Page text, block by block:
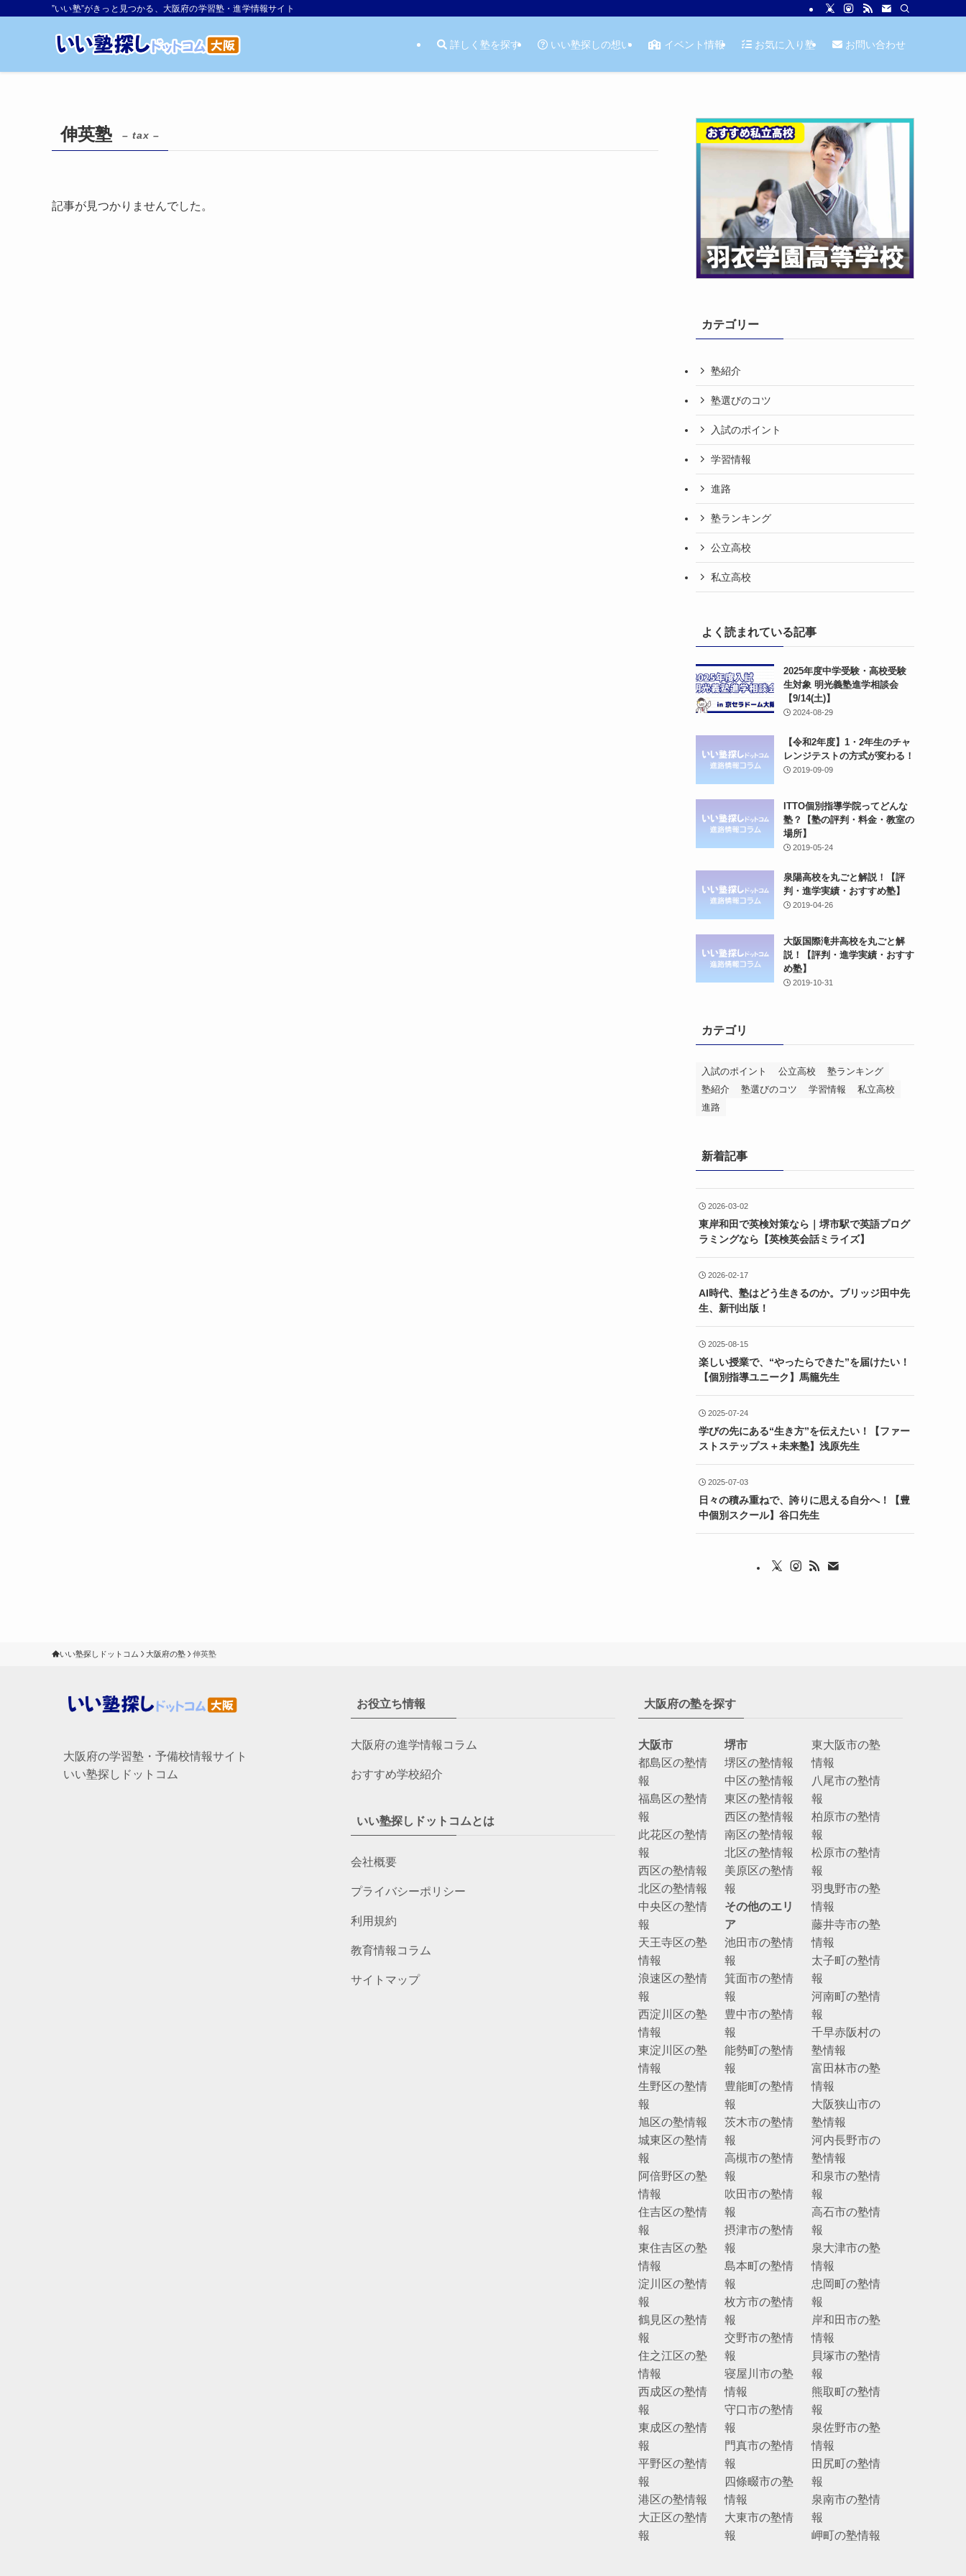
”いい塾”がきっと見つかる、大阪府の学習塾・進学情報サイト
詳しく塾を探す いい塾探しの想い イベント情報 お気に入り塾 お問い合わせ
伸英塾 – tax –
記事が見つかりませんでした。
カテゴリー
塾紹介
塾選びのコツ
入試のポイント
学習情報
進路
塾ランキング
公立高校
私立高校
よく読まれている記事
2025年度中学受験・高校受験
生対象 明光義塾進学相談会
【9/14(土)】
2024-08-29
【令和2年度】1・2年生のチャ
レンジテストの方式が変わる！
2019-09-09
ITTO個別指導学院ってどんな
塾？【塾の評判・料金・教室の
場所】
2019-05-24
泉陽高校を丸ごと解説！【評
判・進学実績・おすすめ塾】
2019-04-26
大阪国際滝井高校を丸ごと解
説！【評判・進学実績・おすす
め塾】
2019-10-31
カテゴリ
入試のポイント 公立高校
塾ランキング
塾紹介
塾選びのコツ 学習情報
私立高校
進路
新着記事
2026-03-02
東岸和田で英検対策なら｜堺市駅で英語プログ
ラミングなら【英検英会話ミライズ】
2026-02-17
AI時代、塾はどう生きるのか。ブリッジ田中先
生、新刊出版！
2025-08-15
楽しい授業で、“やったらできた”を届けたい！
【個別指導ユニーク】馬籠先生
2025-07-24
学びの先にある“生き方”を伝えたい！【ファー
ストステップス＋未来塾】浅原先生
2025-07-03
日々の積み重ねで、誇りに思える自分へ！【豊
中個別スクール】谷口先生
いい塾探しドットコム 大阪府の塾 伸英塾
大阪府の学習塾・予備校情報サイト
いい塾探しドットコム
お役立ち情報
大阪府の進学情報コラム
おすすめ学校紹介
いい塾探しドットコムとは
会社概要
プライバシーポリシー
利用規約
教育情報コラム
サイトマップ
大阪府の塾を探す
大阪市
都島区の塾情
報
福島区の塾情
報
此花区の塾情
報
西区の塾情報
北区の塾情報
中央区の塾情
報
天王寺区の塾
情報
浪速区の塾情
報
西淀川区の塾
情報
東淀川区の塾
情報
生野区の塾情
報
旭区の塾情報
城東区の塾情
報
阿倍野区の塾
情報
住吉区の塾情
報
東住吉区の塾
情報
淀川区の塾情
報
鶴見区の塾情
報
住之江区の塾
情報
西成区の塾情
報
東成区の塾情
報
平野区の塾情
報
港区の塾情報
大正区の塾情
報
堺市
堺区の塾情報
中区の塾情報
東区の塾情報
西区の塾情報
南区の塾情報
北区の塾情報
美原区の塾情
報
その他のエリ
ア
池田市の塾情
報
箕面市の塾情
報
豊中市の塾情
報
能勢町の塾情
報
豊能町の塾情
報
茨木市の塾情
報
高槻市の塾情
報
吹田市の塾情
報
摂津市の塾情
報
島本町の塾情
報
枚方市の塾情
報
交野市の塾情
報
寝屋川市の塾
情報
守口市の塾情
報
門真市の塾情
報
四條畷市の塾
情報
大東市の塾情
報
東大阪市の塾
情報
八尾市の塾情
報
柏原市の塾情
報
松原市の塾情
報
羽曳野市の塾
情報
藤井寺市の塾
情報
太子町の塾情
報
河南町の塾情
報
千早赤阪村の
塾情報
富田林市の塾
情報
大阪狭山市の
塾情報
河内長野市の
塾情報
和泉市の塾情
報
高石市の塾情
報
泉大津市の塾
情報
忠岡町の塾情
報
岸和田市の塾
情報
貝塚市の塾情
報
熊取町の塾情
報
泉佐野市の塾
情報
田尻町の塾情
報
泉南市の塾情
報
岬町の塾情報